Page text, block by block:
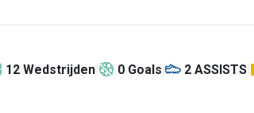
12 Wedstrijden 0 Goals 2 ASSISTS